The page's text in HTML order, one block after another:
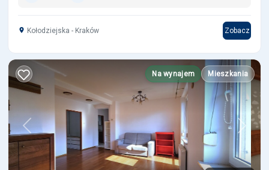
Kołodziejska - Kraków Zobacz
Na wynajem Mieszkania
Previous Next